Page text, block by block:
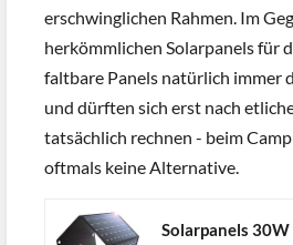
erschwinglichen Rahmen. Im
herkömmlichen Solarpanels für
faltbare Panels natürlich immer
und dürften sich erst nach
tatsächlich rechnen - beim
oftmals keine Alternative.